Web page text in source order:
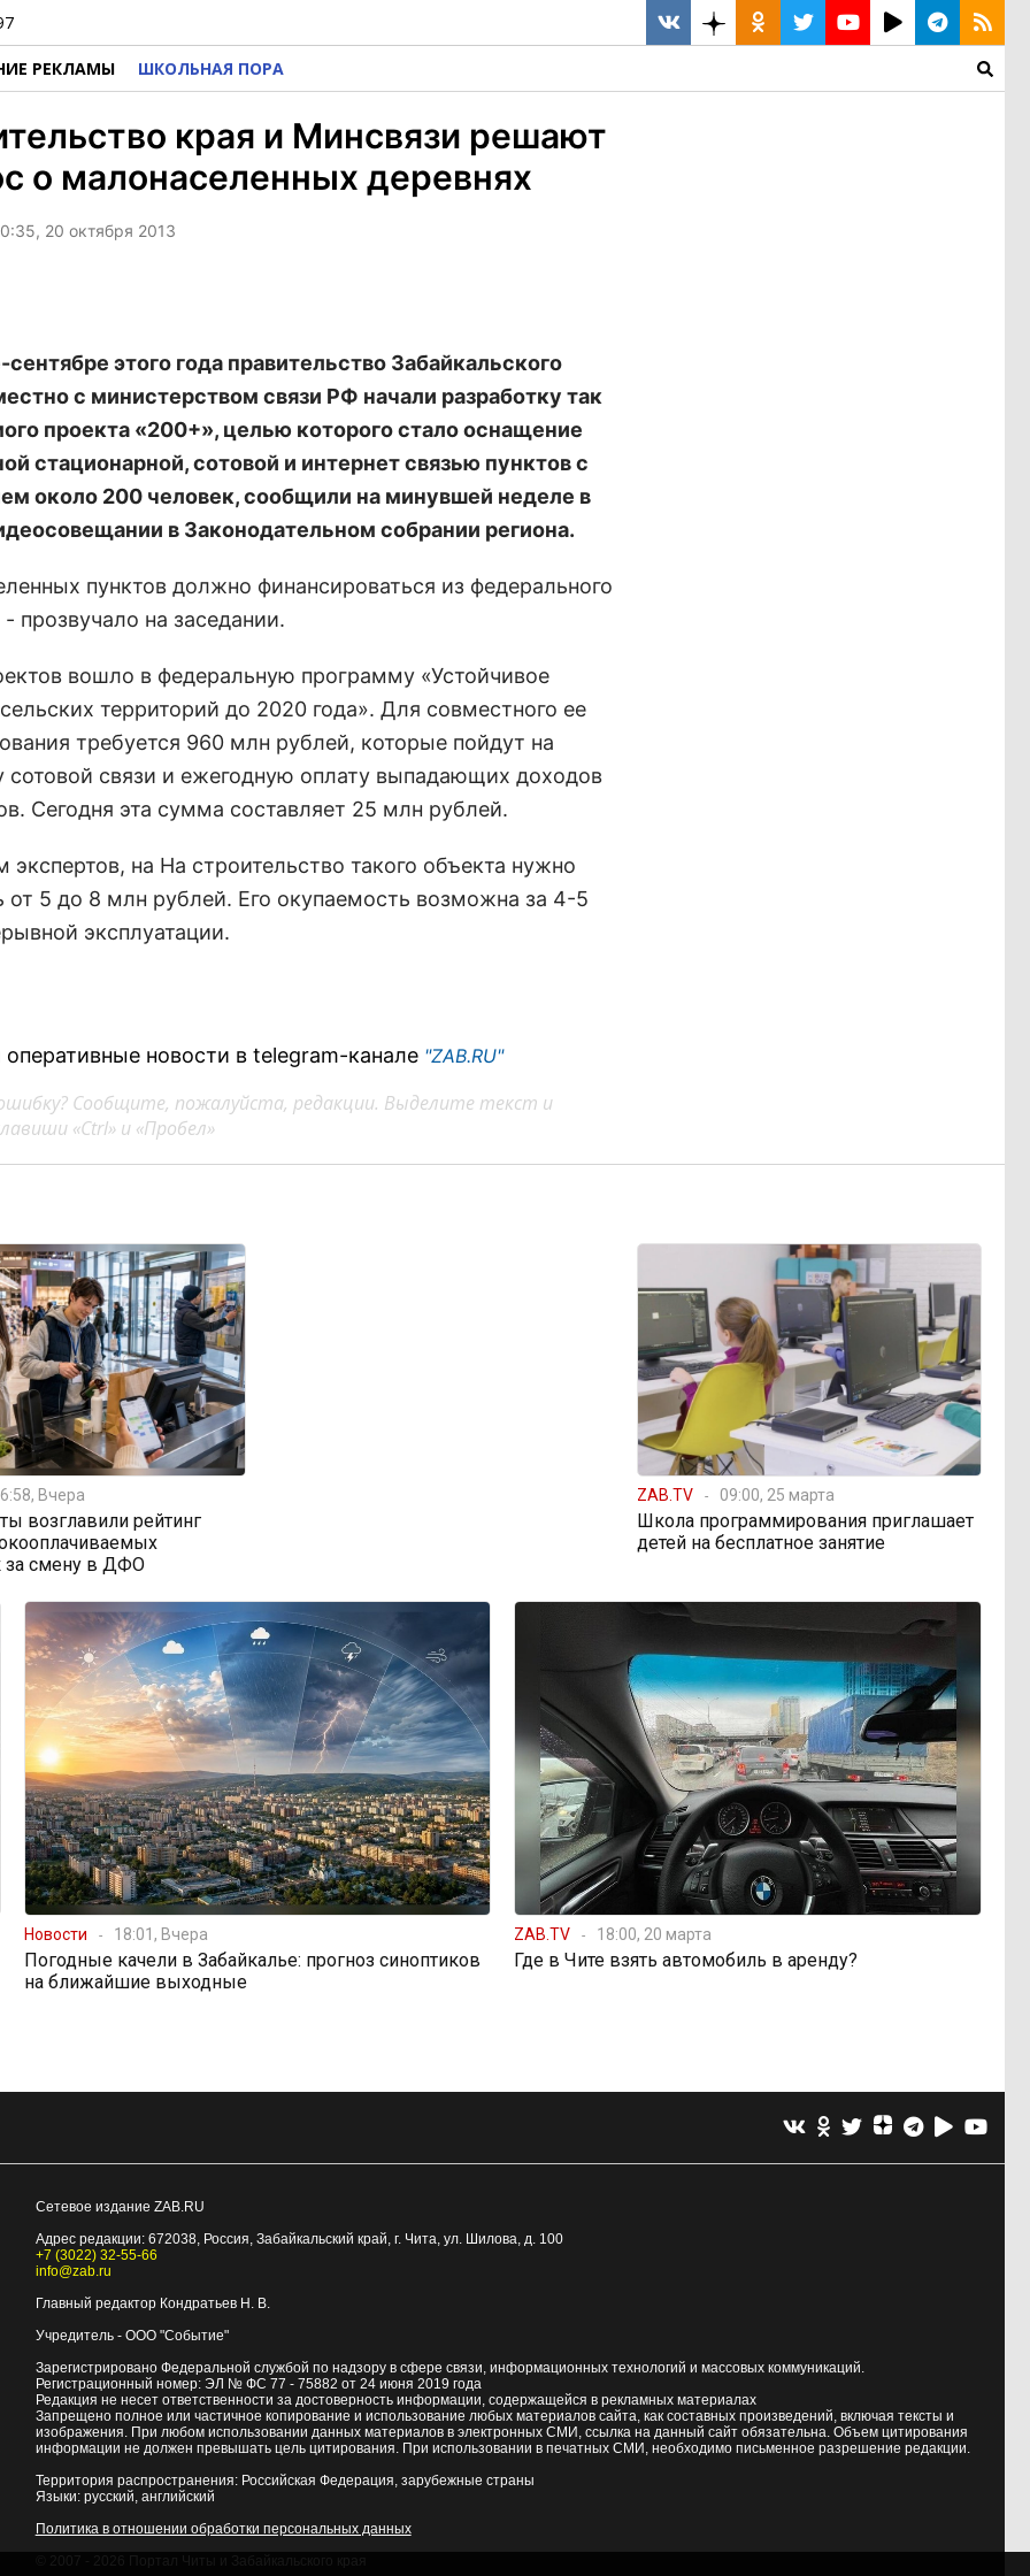
РЕКЛАМЫ ШКОЛЬНАЯ ПОРА
края и Минсвязи решают
о малонаселенных деревнях
20 октября 2013
сентябре этого года правительство Забайкальского
с министерством связи РФ начали разработку так
проекта «200+», целью которого стало оснащение
стационарной, сотовой и интернет связью пунктов с
около 200 человек, сообщили на минувшей неделе в
в Законодательном собрании региона.
пунктов должно финансироваться из федерального
прозвучало на заседании.
вошло в федеральную программу «Устойчивое
территорий до 2020 года». Для совместного ее
требуется 960 млн рублей, которые пойдут на
сотовой связи и ежегодную оплату выпадающих доходов
Сегодня эта сумма составляет 25 млн рублей.
экспертов, на На строительство такого объекта нужно
от 5 до 8 млн рублей. Его окупаемость возможна за 4-5
эксплуатации.
новости в telegram-канале "ZAB.RU"
Сообщите, пожалуйста, редакции. Выделите текст и
«Ctrl» и «Пробел»
Вчера
возглавили рейтинг
за смену в ДФО
ZAB.TV 09:00, 25 марта
Школа программирования приглашает
детей на бесплатное занятие
Новости 18:01, Вчера
Погодные качели в Забайкалье: прогноз синоптиков
на ближайшие выходные
ZAB.TV 18:00, 20 марта
Где в Чите взять автомобиль в аренду?
Сетевое издание ZAB.RU
Адрес редакции: 672038, Россия, Забайкальский край, г. Чита, ул. Шилова, д. 100
+7 (3022) 32-55-66
info@zab.ru
Главный редактор Кондратьев Н. В.
Учредитель - ООО "Событие"
Зарегистрировано Федеральной службой по надзору в сфере связи, информационных технологий и массовых коммуникаций.
Регистрационный номер: ЭЛ № ФС 77 - 75882 от 24 июня 2019 года
Редакция не несет ответственности за достоверность информации, содержащейся в рекламных материалах
Запрещено полное или частичное копирование и использование любых материалов сайта, как составных произведений, включая тексты и
изображения. При любом использовании данных материалов в электронных СМИ, ссылка на данный сайт обязательна. Объем цитирования
информации не должен превышать цель цитирования. При использовании в печатных СМИ, необходимо письменное разрешение редакции.
Территория распространения: Российская Федерация, зарубежные страны
Языки: русский, английский
Политика в отношении обработки персональных данных